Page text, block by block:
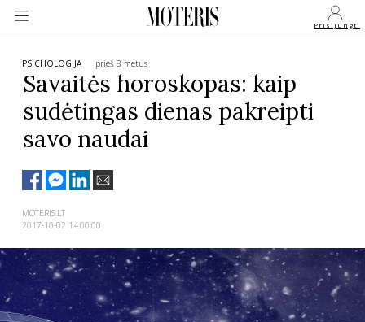
Prisijungti
VEIDAI
MADA
GROŽIS
SVEIKATA
PSICHOLOGIJA prieš 8 metus
Savaitės horoskopas: kaip
sudėtingas dienas pakreipti
savo naudai
MOTERIS.LT
2017-10-02 14:00:00